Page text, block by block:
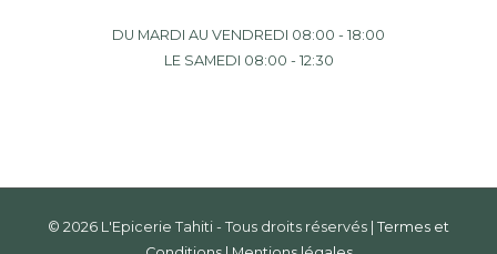
DU MARDI AU VENDREDI 08:00 - 18:00
LE SAMEDI 08:00 - 12:30
© 2026 L'Epicerie Tahiti - Tous droits réservés | Termes et